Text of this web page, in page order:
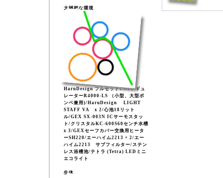
大雑把な環境
HaruDesign フルセットCO2レギュ
レーターR4000-LS （小型、大型ボ
ンベ兼用)/HaruDesign LIGHT
STAFF VA x 2/心池18リット
ル/GEX SX-003N ICサーモスタッ
ト/クリスタルKC-600S60センチ水槽
x 3/GEXセーフカバー交換用ヒータ
ーSH220/エーハイム2213 × 2/エー
ハイム2213 サブフィルター/ステン
レス浴槽池/テトラ (Tetra) LEDミニ
エコライト
生体